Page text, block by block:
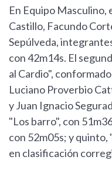
En Equipo
Castillo, Facundo
Sepúlveda,
con 42m14s. El
al Cardio",
Luciano Proverbio
y Juan Ignacio
"Los barro", con
con 52m05s; y
en clasificación